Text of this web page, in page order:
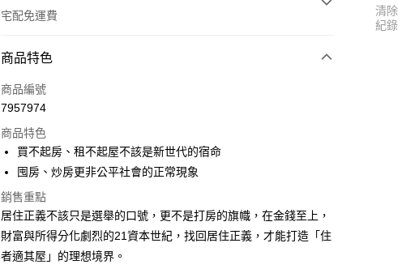
宅配免運費
付款方式
信用卡一次付款
Apple Pay
街口支付
悠遊付
ATM付款
商品特色
商品編號
7957974
商品特色
買不起房、租不起屋不該是新世代的宿命
囤房、炒房更非公平社會的正常現象
銷售重點
居住正義不該只是選舉的口號，更不是打房的旗幟，在金錢至上，
財富與所得分化劇烈的21資本世紀，找回居住正義，才能打造「住
者適其屋」的理想境界。
清除
紀錄